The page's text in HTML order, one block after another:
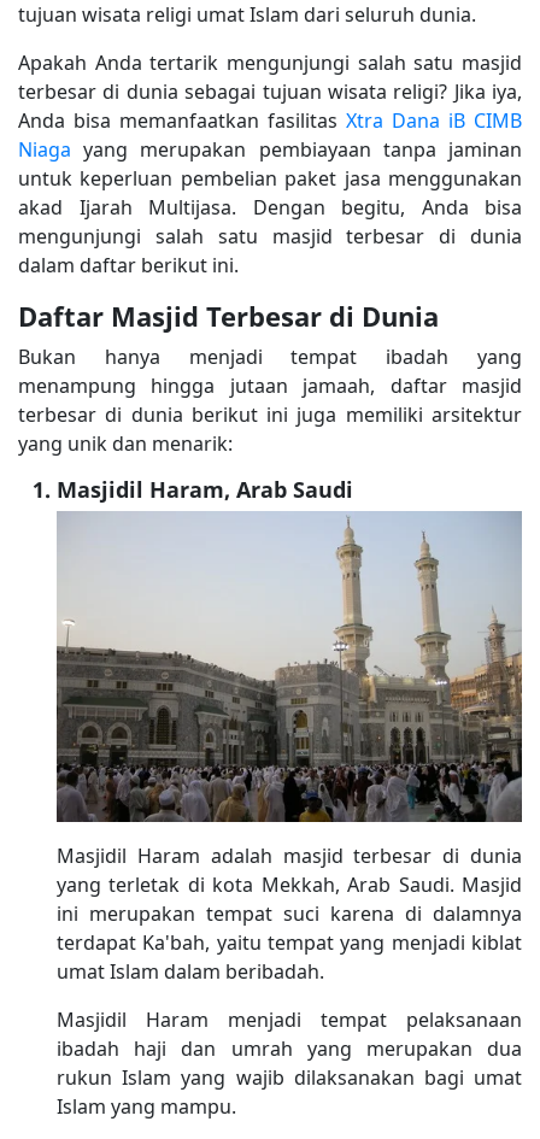
tujuan wisata religi umat Islam dari seluruh dunia.
Apakah Anda tertarik mengunjungi salah satu masjid
terbesar di dunia sebagai tujuan wisata religi? Jika iya,
Anda bisa memanfaatkan fasilitas Xtra Dana iB CIMB
Niaga yang merupakan pembiayaan tanpa jaminan
untuk keperluan pembelian paket jasa menggunakan
akad Ijarah Multijasa. Dengan begitu, Anda bisa
mengunjungi salah satu masjid terbesar di dunia
dalam daftar berikut ini.
Daftar Masjid Terbesar di Dunia
Bukan hanya menjadi tempat ibadah yang
menampung hingga jutaan jamaah, daftar masjid
terbesar di dunia berikut ini juga memiliki arsitektur
yang unik dan menarik:
Masjidil Haram, Arab Saudi
Masjidil Haram adalah masjid terbesar di dunia
yang terletak di kota Mekkah, Arab Saudi. Masjid
ini merupakan tempat suci karena di dalamnya
terdapat Ka'bah, yaitu tempat yang menjadi kiblat
umat Islam dalam beribadah.
Masjidil Haram menjadi tempat pelaksanaan
ibadah haji dan umrah yang merupakan dua
rukun Islam yang wajib dilaksanakan bagi umat
Islam yang mampu.